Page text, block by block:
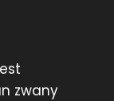
zwany